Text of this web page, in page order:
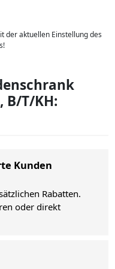
der aktuellen Einstellung des
B/T/KH:
Kunden
Rabatten.
oder direkt